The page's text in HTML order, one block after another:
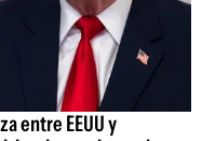
entre EEUU y